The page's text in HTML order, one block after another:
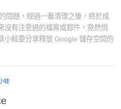
問題，經過一番清理之後，終於成
沒有注意過的檔案或郵件，竟然悄
小蛙要分享釋放 Google 儲存空間的
蛙